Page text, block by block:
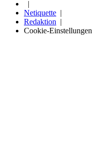
Netiquette
Redaktion
Cookie-Einstellungen